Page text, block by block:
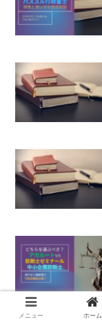
メニュー ホーム